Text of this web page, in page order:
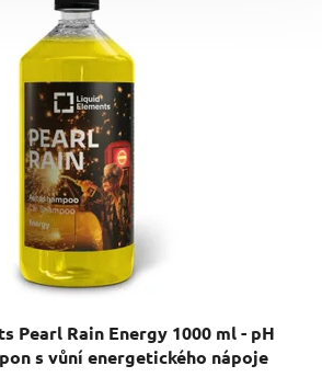
Pearl Rain Energy 1000 ml - pH
s vůní energetického nápoje